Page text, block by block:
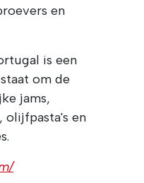
en
is een
om de
jams,
olijfpasta's en